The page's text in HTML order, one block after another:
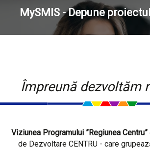
MySMIS - Depune proiectul
Împreună dezvoltăm
Viziunea Programului ”Regiunea Centru”
de Dezvoltare CENTRU - care